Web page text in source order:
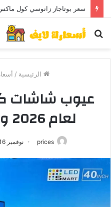
سعر بوتاجاز زانوسي كول ماكس
بحث
الرئيسية /
لعام 2026 وسعر الشاشة
prices نوفمبر 16, 2025